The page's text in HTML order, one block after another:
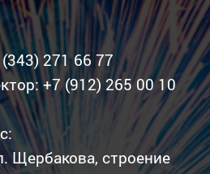
271 66 77
+7 (912) 265 00 10
Щербакова, строение